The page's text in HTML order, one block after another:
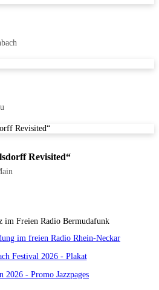
Revisited“
im freien Radio Rhein-Neckar